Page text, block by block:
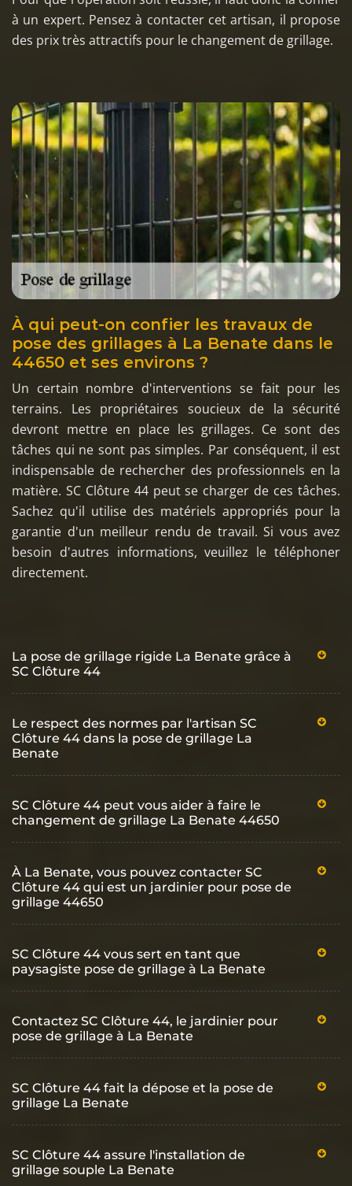
à un expert. Pensez à contacter cet artisan, il propose
des prix très attractifs pour le changement de grillage.
À qui peut-on confier les travaux de
pose des grillages à La Benate dans le
44650 et ses environs ?
Un certain nombre d'interventions se fait pour les
terrains. Les propriétaires soucieux de la sécurité
devront mettre en place les grillages. Ce sont des
tâches qui ne sont pas simples. Par conséquent, il est
indispensable de rechercher des professionnels en la
matière. SC Clôture 44 peut se charger de ces tâches.
Sachez qu'il utilise des matériels appropriés pour la
garantie d'un meilleur rendu de travail. Si vous avez
besoin d'autres informations, veuillez le téléphoner
directement.
La pose de grillage rigide La Benate grâce à
SC Clôture 44
Le respect des normes par l'artisan SC
Clôture 44 dans la pose de grillage La
Benate
SC Clôture 44 peut vous aider à faire le
changement de grillage La Benate 44650
À La Benate, vous pouvez contacter SC
Clôture 44 qui est un jardinier pour pose de
grillage 44650
SC Clôture 44 vous sert en tant que
paysagiste pose de grillage à La Benate
Contactez SC Clôture 44, le jardinier pour
pose de grillage à La Benate
SC Clôture 44 fait la dépose et la pose de
grillage La Benate
SC Clôture 44 assure l'installation de
grillage souple La Benate